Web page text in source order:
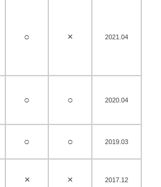
○ × 2021.04
○ ○ 2020.04
○ ○ 2019.03
× × 2017.12